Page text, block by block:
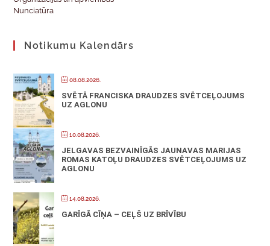
Nunciatūra
Notikumu Kalendārs
08.08.2026.
SVĒTĀ FRANCISKA DRAUDZES SVĒTCEĻOJUMS
UZ AGLONU
10.08.2026.
JELGAVAS BEZVAINĪGĀS JAUNAVAS MARIJAS
ROMAS KATOĻU DRAUDZES SVĒTCEĻOJUMS UZ
AGLONU
14.08.2026.
GARĪGĀ CĪŅA – CEĻŠ UZ BRĪVĪBU